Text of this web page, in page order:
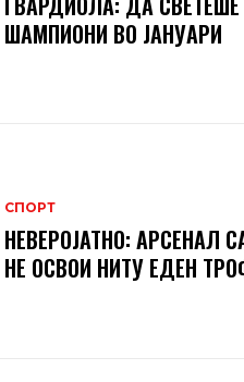
ШАМПИОНИ ВО ЈАНУАРИ
СПОРТ
НЕВЕРОЈАТНО: АРСЕНАЛ
НЕ ОСВОИ НИТУ ЕДЕН